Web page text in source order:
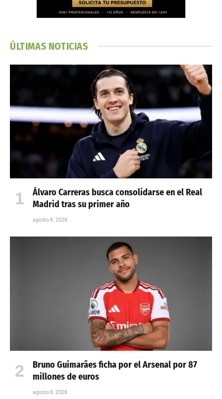
ÚLTIMAS NOTICIAS
Álvaro Carreras busca consolidarse en el Real
Madrid tras su primer año
agosto 8, 2026
Bruno Guimarães ficha por el Arsenal por 87
millones de euros
agosto 8, 2026